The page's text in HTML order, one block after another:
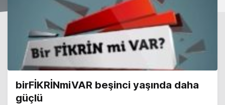
birFİKRİNmiVAR beşinci yaşında daha
güçlü